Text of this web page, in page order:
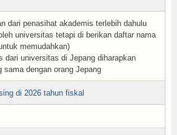
dari penasihat akademis terlebih dahulu
universitas tetapi di berikan daftar nama
memudahkan)
dari universitas di Jepang diharapkan
sama dengan orang Jepang
di 2026 tahun fiskal